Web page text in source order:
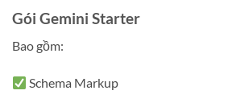
Gói Gemini Starter
Bao gồm:
Schema Markup